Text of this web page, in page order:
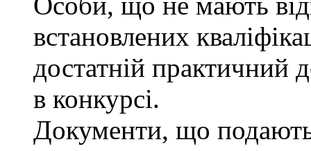
встановлених
достатній практичний
в конкурсі.
Документи, що